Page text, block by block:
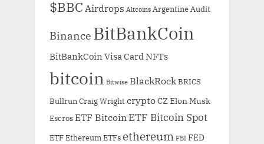
$BBCAirdrops Altcoins Argentine Audit
Binance BitBankCoin
BitBankCoin Visa Card NFTs
bitcoin Bitwise BlackRockBRICS
Bullrun Craig WrightcryptoCZ Elon Musk
EscrosETF Bitcoin ETF Bitcoin Spot
ETF Ethereum ETFs ethereum FBI FED